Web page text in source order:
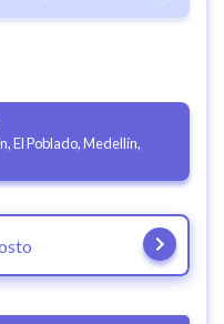
El Poblado, Medellín,